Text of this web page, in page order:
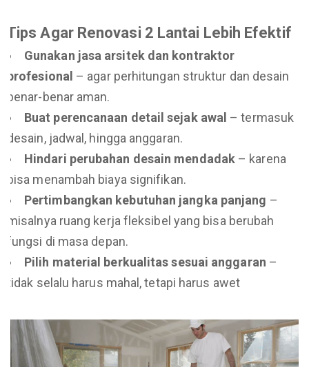
Tips Agar Renovasi 2 Lantai Lebih Efektif
Gunakan jasa arsitek dan kontraktor
profesional – agar perhitungan struktur dan desain
benar-benar aman.
Buat perencanaan detail sejak awal – termasuk
desain, jadwal, hingga anggaran.
Hindari perubahan desain mendadak– karena
bisa menambah biaya signifikan.
Pertimbangkan kebutuhan jangka panjang –
misalnya ruang kerja fleksibel yang bisa berubah
fungsi di masa depan.
Pilih material berkualitas sesuai anggaran –
tidak selalu harus mahal, tetapi harus awet